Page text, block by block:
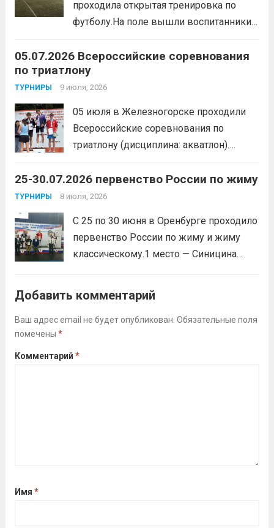
образа жизни. По итогам прохождения
всех этапов участники
проходила открытая тренировка по
футболу.На поле вышли воспитанники
Участники отработали технику владения
мячом и сыграли несколько коротких
товарищеских матчей.
05.07.2026 Всероссийские соревнования
по триатлону
ТУРНИРЫ 9 июля, 2026
05 июля в Железногорске проходили
Всероссийские соревнования по
триатлону (дисциплина: акватлон).
Макарова, Серов Станислав, занял 1
место. Подготовила спортсмена тренер-
Викторовна.Читать дальше
25-30.07.2026 первенство России по жиму
ТУРНИРЫ 8 июля, 2026
С 25 по 30 июня в Оренбурге проходило
первенство России по жиму и жиму
классическому.1 место — Синицина
(тренер Задорина Я.С.)
Добавить комментарий
Ваш адрес email не будет опубликован. Обязательные поля
помечены *
Комментарий *
Имя *